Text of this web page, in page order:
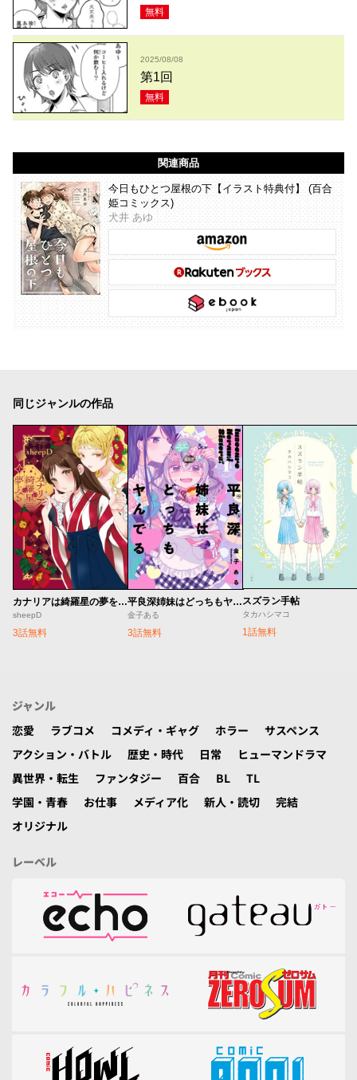
無料
2025/08/08
第1回
無料
関連商品
今日もひとつ屋根の下【イラスト特典付】 (百合
姫コミックス)
犬井 あゆ
同じジャンルの作品
カナリアは綺羅星の夢をみる
sheepD
3話無料
平良深姉妹はどっちもヤんでる
金子ある
3話無料
スズラン手帖
タカハシマコ
1話無料
ジャンル
恋愛
ラブコメ コメディ・ギャグ ホラー
サスペンス
アクション・バトル
歴史・時代 日常
ヒューマンドラマ
異世界・転生
ファンタジー 百合 BL
TL
学園・青春
お仕事 メディア化 新人・読切
完結
オリジナル
レーベル